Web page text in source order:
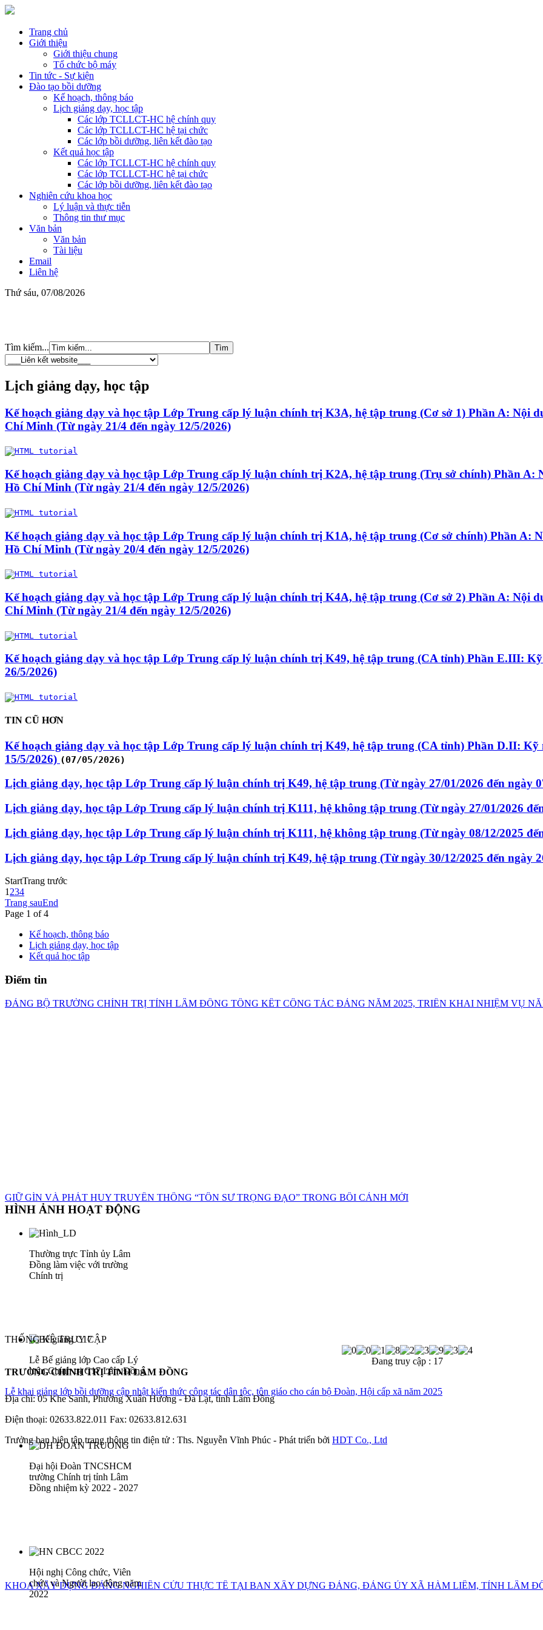
Trang chủ
Giới thiệu
Giới thiệu chung
Tổ chức bộ máy
Tin tức - Sự kiện
Đào tạo bồi dưỡng
Kế hoạch, thông báo
Lịch giảng dạy, học tập
Các lớp TCLLCT-HC hệ chính quy
Các lớp TCLLCT-HC hệ tại chức
Các lớp bồi dưỡng, liên kết đào tạo
Kết quả học tập
Các lớp TCLLCT-HC hệ chính quy
Các lớp TCLLCT-HC hệ tại chức
Các lớp bồi dưỡng, liên kết đào tạo
Nghiên cứu khoa học
Lý luận và thực tiễn
Thông tin thư mục
Văn bản
Văn bản
Tài liệu
Email
Liên hệ
Thứ sáu, 07/08/2026
Tìm kiếm...
Lịch giảng dạy, học tập
Kế hoạch giảng dạy và học tập Lớp Trung cấp lý luận chính trị K3A, hệ tập trung (Cơ sở 1) Phần A: Nội
Chí Minh (Từ ngày 21/4 đến ngày 12/5/2026)
Kế hoạch giảng dạy và học tập Lớp Trung cấp lý luận chính trị K2A, hệ tập trung (Trụ sở chính) Phần A:
Hồ Chí Minh (Từ ngày 21/4 đến ngày 12/5/2026)
Kế hoạch giảng dạy và học tập Lớp Trung cấp lý luận chính trị K1A, hệ tập trung (Cơ sở chính) Phần A:
Hồ Chí Minh (Từ ngày 20/4 đến ngày 12/5/2026)
Kế hoạch giảng dạy và học tập Lớp Trung cấp lý luận chính trị K4A, hệ tập trung (Cơ sở 2) Phần A: Nội
Chí Minh (Từ ngày 21/4 đến ngày 12/5/2026)
Kế hoạch giảng dạy và học tập Lớp Trung cấp lý luận chính trị K49, hệ tập trung (CA tỉnh) Phần E.III:
26/5/2026)
TIN CŨ HƠN
Kế hoạch giảng dạy và học tập Lớp Trung cấp lý luận chính trị K49, hệ tập trung (CA tỉnh) Phần D.II:
15/5/2026) (07/05/2026)
Lịch giảng dạy, học tập Lớp Trung cấp lý luận chính trị K49, hệ tập trung (Từ ngày 27/01/2026 đến ngày
Lịch giảng dạy, học tập Lớp Trung cấp lý luận chính trị K111, hệ không tập trung (Từ ngày 27/01/2026
Lịch giảng dạy, học tập Lớp Trung cấp lý luận chính trị K111, hệ không tập trung (Từ ngày 08/12/2025
Lịch giảng dạy, học tập Lớp Trung cấp lý luận chính trị K49, hệ tập trung (Từ ngày 30/12/2025 đến ngày
StartTrang trước
1 234
Trang sauEnd
Page 1 of 4
Kế hoạch, thông báo
Lịch giảng dạy, học tập
Kết quả học tập
Điểm tin
ĐẢNG BỘ TRƯỜNG CHÍNH TRỊ TỈNH LÂM ĐỒNG TỔNG KẾT CÔNG TÁC ĐẢNG NĂM 2025, TRIỂN KHAI NHIỆM VỤ
GIỮ GÌN VÀ PHÁT HUY TRUYỀN THỐNG “TÔN SƯ TRỌNG ĐẠO” TRONG BỐI CẢNH MỚI
Lễ khai giảng lớp bồi dưỡng cập nhật kiến thức công tác dân tộc, tôn giáo cho cán bộ Đoàn, Hội cấp xã năm 2025
KHOA XÂY DỰNG ĐẢNG NGHIÊN CỨU THỰC TẾ TẠI BAN XÂY DỰNG ĐẢNG, ĐẢNG ỦY XÃ HÀM LIÊM, TỈNH LÂM
HÌNH ẢNH HOẠT ĐỘNG
Thường trực Tỉnh ủy Lâm
Đồng làm việc với trường
Chính trị
Lễ Bế giảng lớp Cao cấp Lý
luận Chính trị C17 Lâm Đồng
Đại hội Đoàn TNCSHCM
trường Chính trị tỉnh Lâm
Đồng nhiệm kỳ 2022 - 2027
Hội nghị Công chức, Viên
chức và Người lao động năm
2022
THỐNG KÊ TRUY CẬP
Đang truy cập : 17
TRƯỜNG CHÍNH TRỊ TỈNH LÂM ĐỒNG
Địa chỉ: 05 Khe Sanh, Phường Xuân Hương - Đà Lạt, tỉnh Lâm Đồng
Điện thoại: 02633.822.011 Fax: 02633.812.631
Trưởng ban biên tập trang thông tin điện tử : Ths. Nguyễn Vĩnh Phúc - Phát triển bởi HDT Co., Ltd